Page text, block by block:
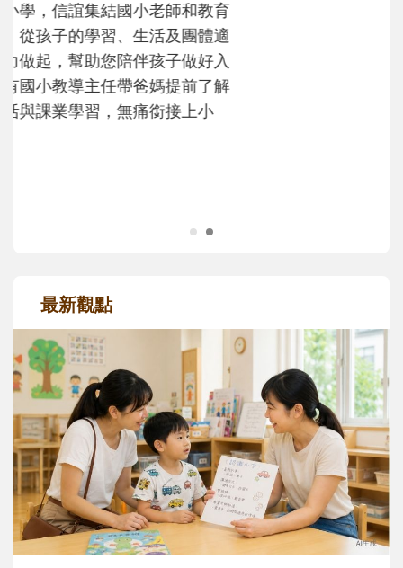
沒有人天生就擅長當爸爸！男人總是在一次
次「前所未有」的體驗中，跟著孩子一起長
大。從給予安全感的肢體遊戲，到獨立自
主、角色認同及解決問題的能力養成。爸爸
最新觀點